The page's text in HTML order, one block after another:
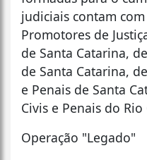
judiciais contam
Promotores de
de Santa Catarina,
de Santa Catarina,
e Penais de Santa
Civis e Penais do
Operação "Legado"